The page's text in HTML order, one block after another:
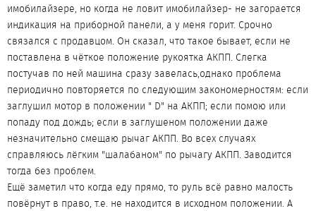
имобилайзере, но когда не ловит имобилайзер- не загорается
индикация на приборной панели, а у меня горит. Срочно
связался с продавцом. Он сказал, что такое бывает, если не
поставлена в чёткое положение рукоятка АКПП. Слегка
постучав по ней машина сразу завелась,однако проблема
периодично повторяется по следующим закономерностям: если
заглушил мотор в положении " D" на АКПП; если помою или
попаду под дождь; если в заглушеном положении даже
незначительно смещаю рычаг АКПП. Во всех случаях
справляюсь лёгким "шалабаном" по рычагу АКПП. Заводится
тогда без проблем.
Ещё заметил что когда еду прямо, то руль всё равно малость
повёрнут в право, т.е. не находится в исходном положении. А